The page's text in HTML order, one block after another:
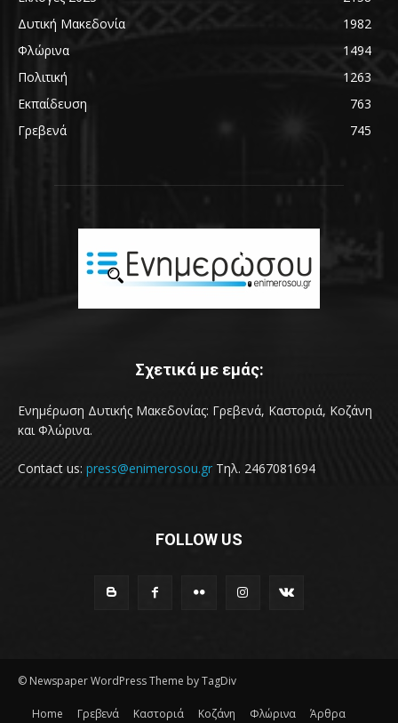
Δυτική Μακεδονία
1982
Φλώρινα
1494
Πολιτική
1263
Εκπαίδευση
763
Γρεβενά
745
Σχετικά με εμάς:
Ενημέρωση Δυτικής Μακεδονίας: Γρεβενά, Καστοριά, Κοζάνη
και Φλώρινα.
Contact us: press@enimerosou.gr Τηλ. 2467081694
FOLLOW US
© Newspaper WordPress Theme by TagDiv
Home Γρεβενά Καστοριά Κοζάνη Φλώρινα Άρθρα